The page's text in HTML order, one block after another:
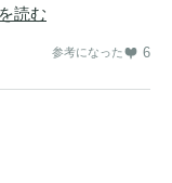
読む
参考になった 6